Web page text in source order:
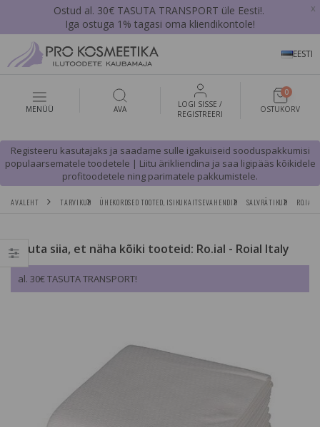
Ostud al. 30€ TASUTA TRANSPORT üle Eesti!.
Iga ostuga 1% tagasi oma kliendikontole!
x
EESTI
MENÜÜ AVA
LOGI SISSE /
REGISTREERI
0
OSTUKORV
Registeeru kasutajaks ja saadame sulle igakuiseid sooduspakkumisi
populaarsematele toodetele | Liitu ärikliendina ja saa ligipääs kõikidele
profitoodetele ning parimatele pakkumistele.
AVALEHT TARVIKUD ÜHEKORDSED TOOTED, ISIKUKAITSEVAHENDID SALVRÄTIKUD RO.IAL
Vajuta siia, et näha kõiki tooteid: Ro.ial - Roial Italy
al. 30€ TASUTA TRANSPORT!